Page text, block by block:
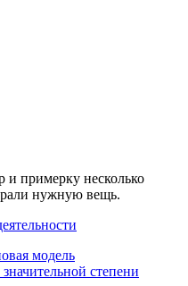
и примерку несколько
нужную вещь.
модель
степени